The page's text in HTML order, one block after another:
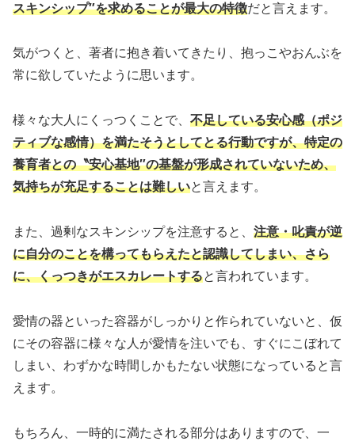
スキンシップ″を求めることが最大の特徴だと言えます。
気がつくと、著者に抱き着いてきたり、抱っこやおんぶを
常に欲していたように思います。
様々な大人にくっつくことで、 不足している安心感（ポジ
ティブな感情）を満たそうとしてとる行動ですが、特定の
養育者との〝安心基地″の基盤が形成されていないため、
気持ちが充足することは難しいと言えます。
また、過剰なスキンシップを注意すると、 注意・叱責が逆
に自分のことを構ってもらえたと認識してしまい、さら
に、くっつきがエスカレートすると言われています。
愛情の器といった容器がしっかりと作られていないと、仮
にその容器に様々な人が愛情を注いでも、すぐにこぼれて
しまい、わずかな時間しかもたない状態になっていると言
えます。
もちろん、一時的に満たされる部分はありますので、一